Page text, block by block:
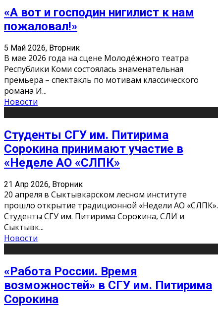
«А вот и господин нигилист к нам
пожаловал!»
5 Май 2026, Вторник
В мае 2026 года на сцене Молодёжного театра
Республики Коми состоялась знаменательная
премьера – спектакль по мотивам классического
романа И...
Новости
Студенты СГУ им. Питирима
Сорокина принимают участие в
«Неделе АО «СЛПК»
21 Апр 2026, Вторник
20 апреля в Сыктывкарском лесном институте
прошло открытие традиционной «Недели АО «СЛПК».
Студенты СГУ им. Питирима Сорокина, СЛИ и
Сыктывк...
Новости
«Работа России. Время
возможностей» в СГУ им. Питирима
Сорокина